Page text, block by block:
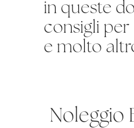
in queste
consigli
e molto
Noleggio